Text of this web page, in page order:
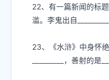
22、有⼀篇新闻的标
滥。李⻤出⾃ _________
23、《⽔浒》中身怀
_________，善射的是